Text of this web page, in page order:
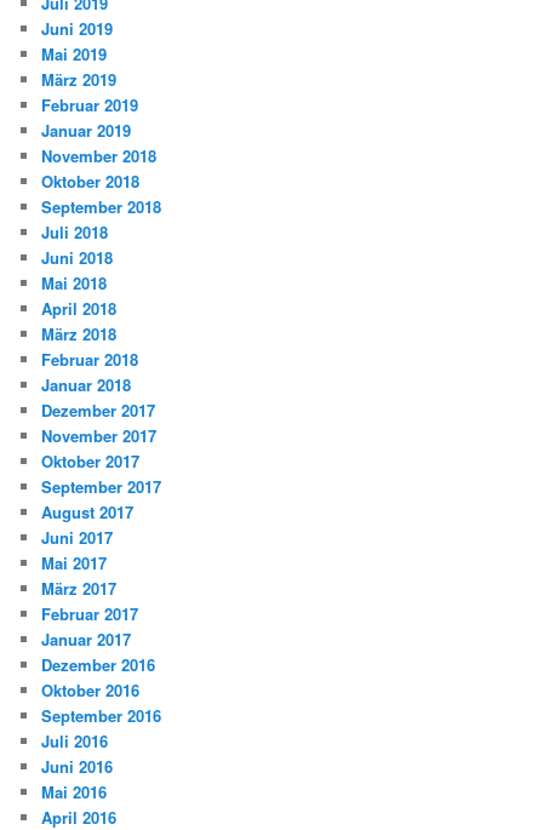
Juni 2019
Mai 2019
März 2019
Februar 2019
Januar 2019
November 2018
Oktober 2018
September 2018
Juli 2018
Juni 2018
Mai 2018
April 2018
März 2018
Februar 2018
Januar 2018
Dezember 2017
November 2017
Oktober 2017
September 2017
August 2017
Juni 2017
Mai 2017
März 2017
Februar 2017
Januar 2017
Dezember 2016
Oktober 2016
September 2016
Juli 2016
Juni 2016
Mai 2016
April 2016